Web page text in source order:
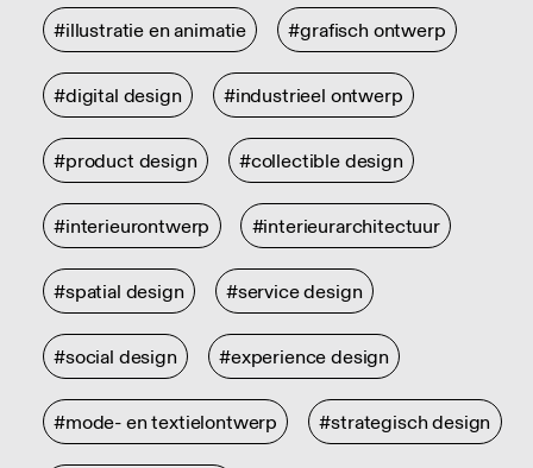
#illustratie en animatie #grafisch ontwerp
#digital design #industrieel ontwerp
#product design #collectible design
#interieurontwerp #interieurarchitectuur
#spatial design #service design
#social design #experience design
#mode- en textielontwerp #strategisch design